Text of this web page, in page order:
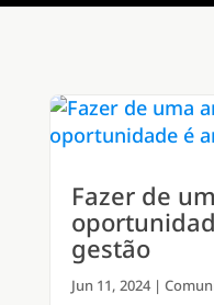
Fazer de
gestão
Jun 11, 2024|